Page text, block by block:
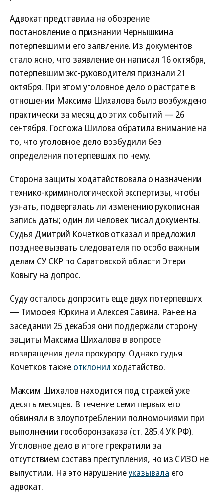
Адвокат представила на обозрение
постановление о признании Чернышкина
потерпевшим и его заявление. Из документов
стало ясно, что заявление он написал 16 октября,
потерпевшим экс-руководителя признали 21
октября. При этом уголовное дело о растрате в
отношении Максима Шихалова было возбуждено
практически за месяц до этих событий — 26
сентября. Госпожа Шилова обратила внимание на
то, что уголовное дело возбудили без
определения потерпевших по нему.
Сторона защиты ходатайствовала о назначении
технико-криминологической экспертизы, чтобы
узнать, подвергалась ли изменению рукописная
запись даты; один ли человек писал документы.
Судья Дмитрий Кочетков отказал и предложил
позднее вызвать следователя по особо важным
делам СУ СКР по Саратовской области Этери
Ковыгу на допрос.
Суду осталось допросить еще двух потерпевших
— Тимофея Юркина и Алексея Савина. Ранее на
заседании 25 декабря они поддержали сторону
защиты Максима Шихалова в вопросе
возвращения дела прокурору. Однако судья
Кочетков также отклонил ходатайство.
Максим Шихалов находится под стражей уже
десять месяцев. В течение семи первых его
обвиняли в злоупотреблении полномочиями при
выполнении гособоронзаказа (ст. 285.4 УК РФ).
Уголовное дело в итоге прекратили за
отсутствием состава преступления, но из СИЗО не
выпустили. На это нарушениеуказывала его
адвокат.